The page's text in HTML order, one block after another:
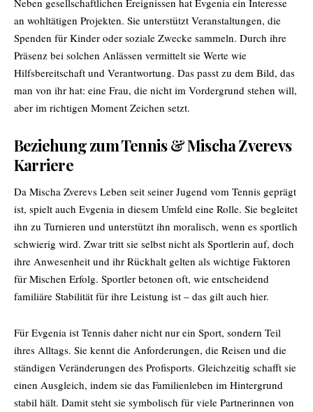
an wohltätigen Projekten. Sie unterstützt Veranstaltungen, die
Spenden für Kinder oder soziale Zwecke sammeln. Durch ihre
Präsenz bei solchen Anlässen vermittelt sie Werte wie
Hilfsbereitschaft und Verantwortung. Das passt zu dem Bild, das
man von ihr hat: eine Frau, die nicht im Vordergrund stehen will,
aber im richtigen Moment Zeichen setzt.
Beziehung zum Tennis & Mischa Zverevs
Karriere
Da Mischa Zverevs Leben seit seiner Jugend vom Tennis geprägt
ist, spielt auch Evgenia in diesem Umfeld eine Rolle. Sie begleitet
ihn zu Turnieren und unterstützt ihn moralisch, wenn es sportlich
schwierig wird. Zwar tritt sie selbst nicht als Sportlerin auf, doch
ihre Anwesenheit und ihr Rückhalt gelten als wichtige Faktoren
für Mischen Erfolg. Sportler betonen oft, wie entscheidend
familiäre Stabilität für ihre Leistung ist – das gilt auch hier.
Für Evgenia ist Tennis daher nicht nur ein Sport, sondern Teil
ihres Alltags. Sie kennt die Anforderungen, die Reisen und die
ständigen Veränderungen des Profisports. Gleichzeitig schafft sie
einen Ausgleich, indem sie das Familienleben im Hintergrund
stabil hält. Damit steht sie symbolisch für viele Partnerinnen von